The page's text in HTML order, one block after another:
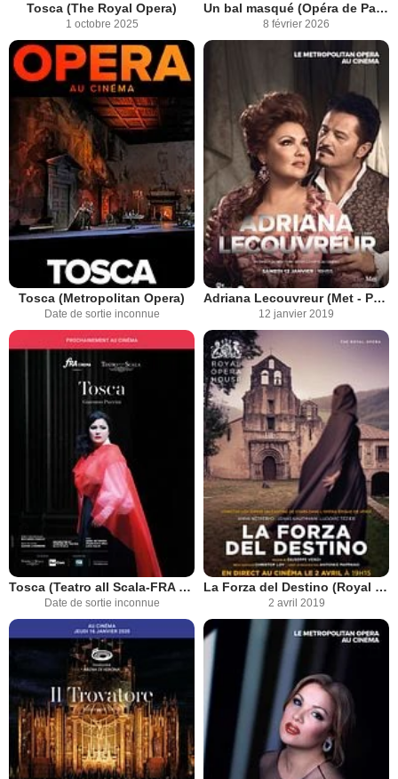
Tosca (The Royal Opera)
1 octobre 2025
Un bal masqué (Opéra de Paris)
8 février 2026
Tosca (Metropolitan Opera)
Date de sortie inconnue
Adriana Lecouvreur (Met - Pathé Live)
12 janvier 2019
Tosca (Teatro all Scala-FRA Cinéma)
Date de sortie inconnue
La Forza del Destino (Royal Opera House)
2 avril 2019